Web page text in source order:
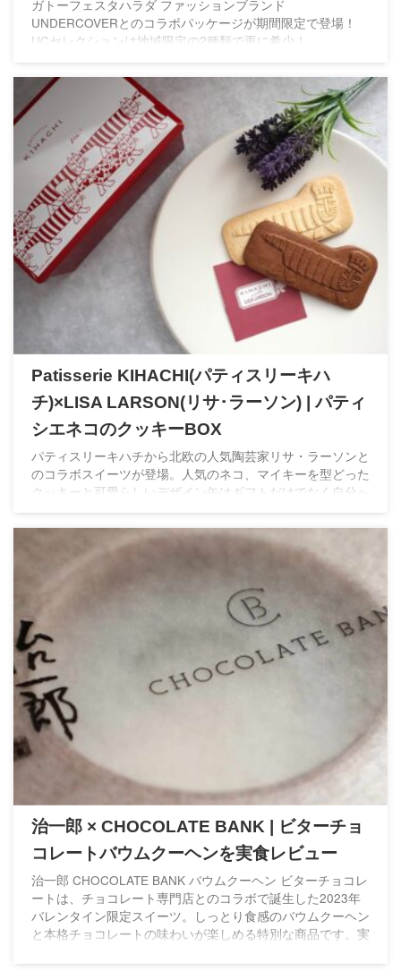
ガトーフェスタハラダ ファッションブランド
UNDERCOVERとのコラボパッケージが期間限定で登場！
UCセレクションは地域限定の2種類で更に希少！
Patisserie KIHACHI(パティスリーキハ
チ)×LISA LARSON(リサ･ラーソン) | パティ
シエネコのクッキーBOX
パティスリーキハチから北欧の人気陶芸家リサ・ラーソンと
のコラボスイーツが登場。人気のネコ、マイキーを型どった
クッキーと可愛らしいデザイン缶はギフトだけでなく自分へ
治一郎 × CHOCOLATE BANK | ビターチョ
コレートバウムクーヘンを実食レビュー
治一郎 CHOCOLATE BANK バウムクーヘン ビターチョコレ
ートは、チョコレート専門店とのコラボで誕生した2023年
バレンタイン限定スイーツ。しっとり食感のバウムクーヘン
と本格チョコレートの味わいが楽しめる特別な商品です。実